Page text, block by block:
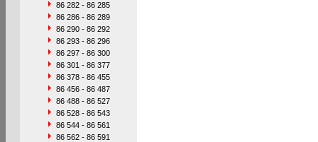
86 282 - 86 285
86 286 - 86 289
86 290 - 86 292
86 293 - 86 296
86 297 - 86 300
86 301 - 86 377
86 378 - 86 455
86 456 - 86 487
86 488 - 86 527
86 528 - 86 543
86 544 - 86 561
86 562 - 86 591